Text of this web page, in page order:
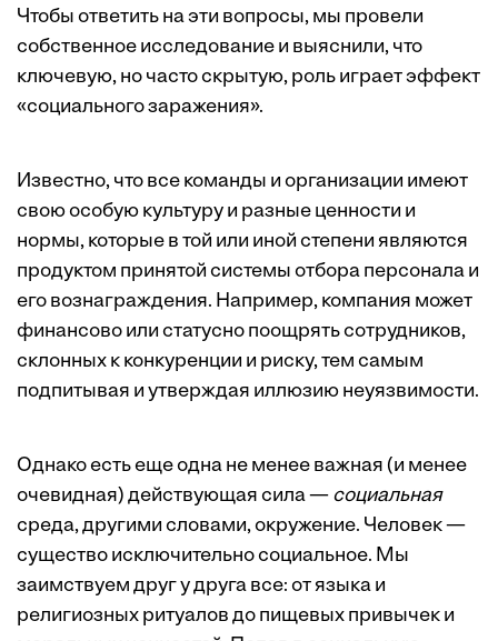
Чтобы ответить на эти вопросы, мы провели
собственное исследование и выяснили, что
ключевую, но часто скрытую, роль играет эффект
«социального заражения».
Известно, что все команды и организации имеют
свою особую культуру и разные ценности и
нормы, которые в той или иной степени являются
продуктом принятой системы отбора персонала и
его вознаграждения. Например, компания может
финансово или статусно поощрять сотрудников,
склонных к конкуренции и риску, тем самым
подпитывая и утверждая иллюзию неуязвимости.
Однако есть еще одна не менее важная (и менее
очевидная) действующая сила — социальная
среда, другими словами, окружение. Человек —
существо исключительно социальное. Мы
заимствуем друг у друга все: от языка и
религиозных ритуалов до пищевых привычек и